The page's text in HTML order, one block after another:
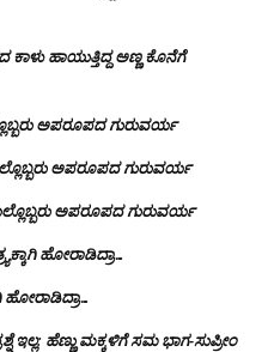
ಕಾಳು ಹಾಯುತ್ತಿದ್ದ ಅಣ್ಣ ಕೊನೆಗೆ
ಅಪರೂಪದ ಗುರುವರ್ಯ
ಅಪರೂಪದ ಗುರುವರ್ಯ
ಅಪರೂಪದ ಗುರುವರ್ಯ
ಹೋರಾಡಿದ್ರಾ…
ಹೋರಾಡಿದ್ರಾ…
ಇಲ್ಲ: ಹೆಣ್ಣು ಮಕ್ಕಳಿಗೆ ಸಮ ಭಾಗ-ಸುಪ್ರೀಂ